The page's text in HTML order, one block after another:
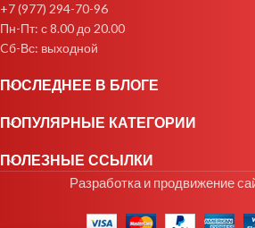
+7 (977) 294-70-96
Пн-Пт: с 8.00 до 20.00
Cб-Вс: выходной
ПОСЛЕДНЕЕ В БЛОГЕ
ПОПУЛЯРНЫЕ КАТЕГОРИИ
ПОЛЕЗНЫЕ ССЫЛКИ
Разработка и продвижение